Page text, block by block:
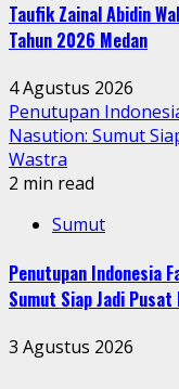
Taufik Zainal Abidin
Tahun 2026 Medan
4 Agustus 2026
Penutupan
Nasution: Sumut
Wastra
2 min read
Sumut
Penutupan Indonesia
Sumut Siap Jadi
3 Agustus 2026